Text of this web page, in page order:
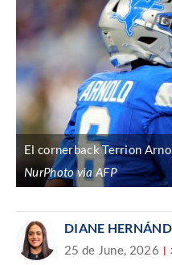
El cornerback Terrion
NurPhoto via AFP
DIANE
25 de June, 2026